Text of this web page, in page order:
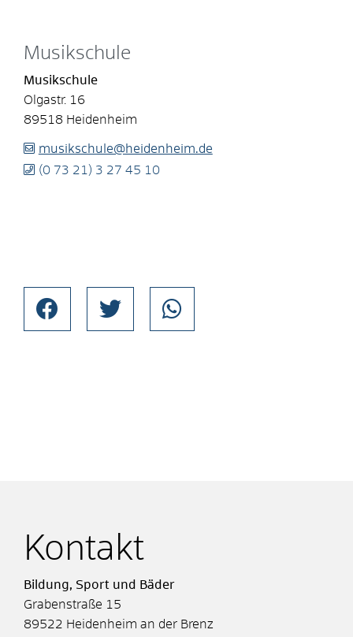
Musikschule
Musikschule
Olgastr. 16
89518 Heidenheim
musikschule@heidenheim.de
(0 73 21) 3 27 45 10
Kontakt
Bildung, Sport und Bäder
Grabenstraße 15
89522 Heidenheim an der Brenz